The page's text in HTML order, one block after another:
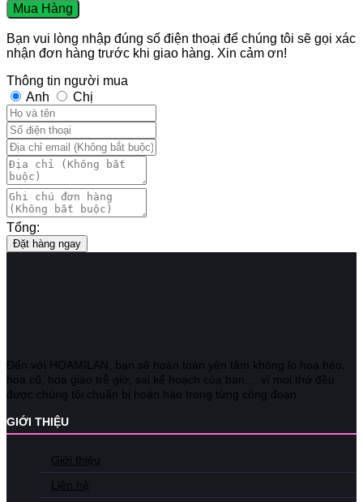
Mua Hàng
Bạn vui lòng nhập đúng số điện thoại để chúng tôi sẽ gọi xác
nhận đơn hàng trước khi giao hàng. Xin cảm ơn!
Thông tin người mua
Anh
Chị
Tổng:
Đặt hàng ngay
Đến với HOAMILAN, bạn sẽ hoàn toàn yên tâm không lo hoa héo,
hoa cũ, hoa giao trễ giờ, sai kế hoạch của bạn,... vì mọi thứ đều
được chúng tôi chuẩn bị hoàn hảo trong từng công đoạn.
GIỚI THIỆU
Giới thiệu
Liên hệ